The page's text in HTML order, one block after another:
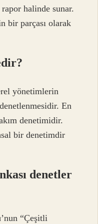
halinde sunar.
bir parçası olarak
yönetimlerin
En
denetimidir.
bir denetimdir
denetler
“Çeşitli